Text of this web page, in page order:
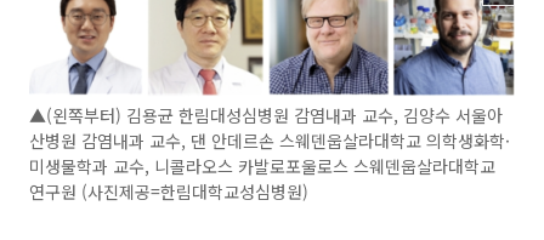
▲(왼쪽부터) 김용균 한림대성심병원 감염내과 교수, 김양수 서울아
산병원 감염내과 교수, 댄 안데르손 스웨덴웁살라대학교 의학생화학·
미생물학과 교수, 니콜라오스 카발로포울로스 스웨덴웁살라대학교
연구원 (사진제공=한림대학교성심병원)